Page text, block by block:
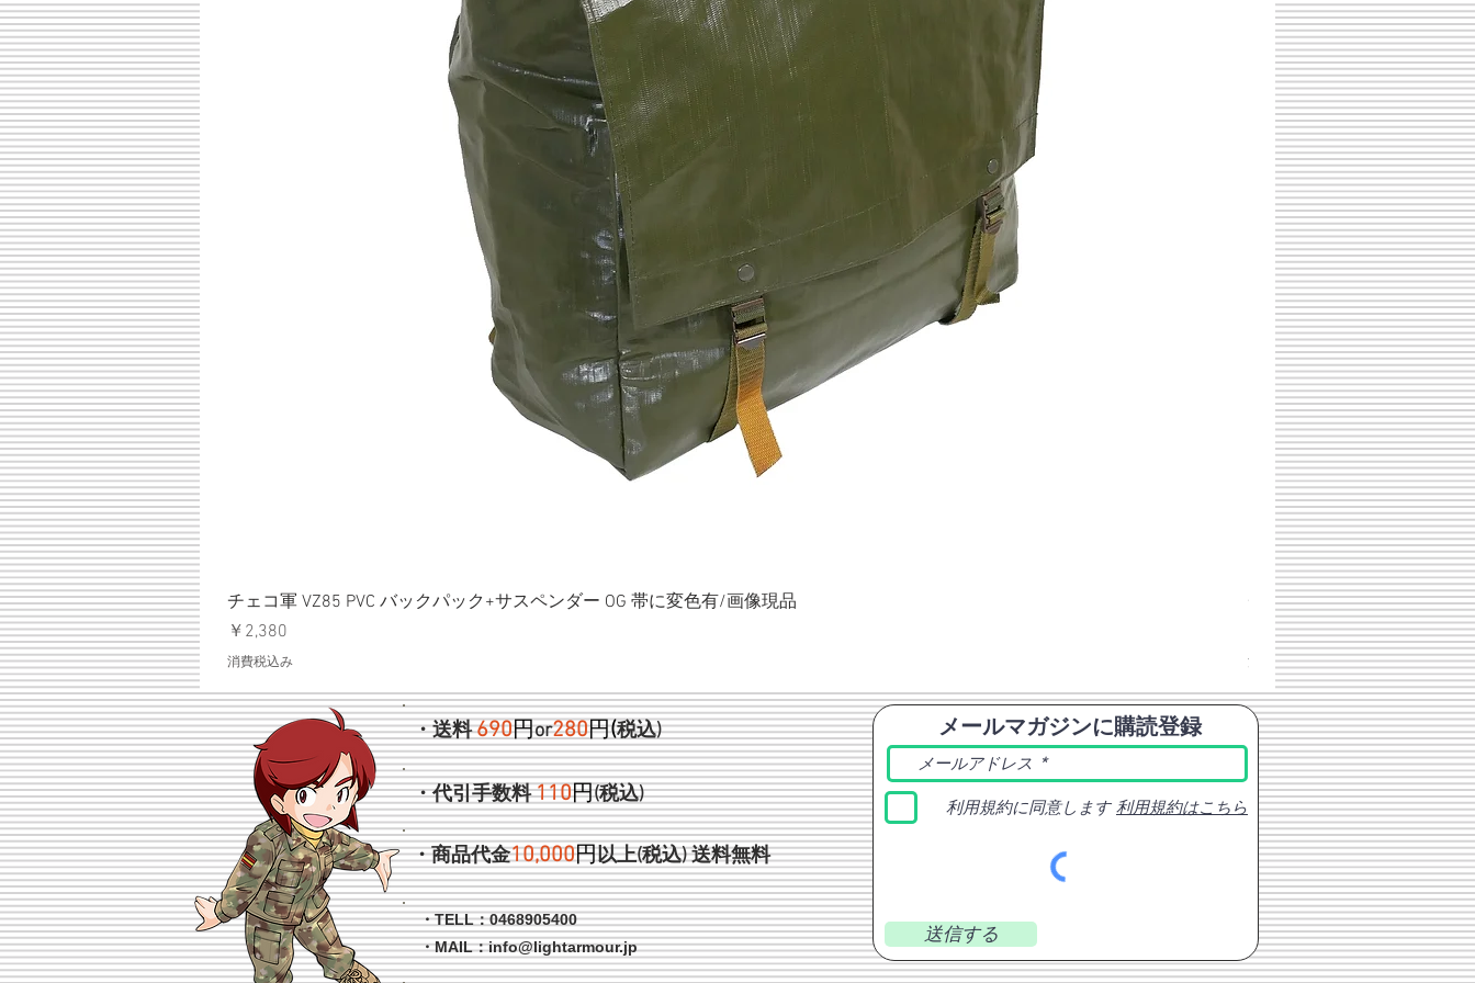
チェコ軍 VZ85 PVC バックパック+サスペンダー OG 帯に変色有/画像現品
価格
￥2,380
消費税込み
チェコスロバキア軍 連邦共
価格
￥398
消費税込み
・送料690円or280円(税込)
・代引手数料110円(税込)
・商品代金10,000円以上(税込)送料無料
・TELL：0468905400
・MAIL：info@lightarmour.jp
メールマガジンに購読登録
利用規約に同意します 利用規約はこちら
送信する